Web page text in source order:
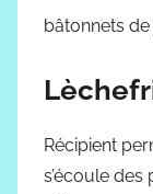
bâtonnets
Récipient
s’écoule